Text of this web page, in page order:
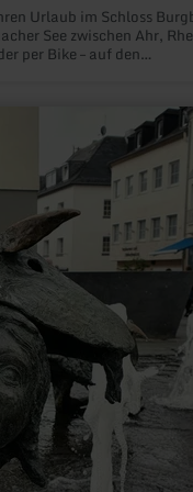
Urlaub im Schloss
See zwischen Ahr,
per Bike – auf den